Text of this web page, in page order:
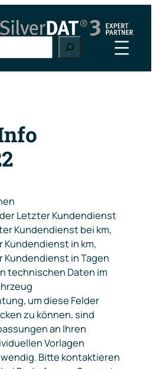
Letzter Kundendienst
Kundendienst bei km,
Kundendienst in km,
Kundendienst in Tagen
technischen Daten im
um diese Felder
zu können, sind
an Ihren
Vorlagen
Bitte kontaktieren